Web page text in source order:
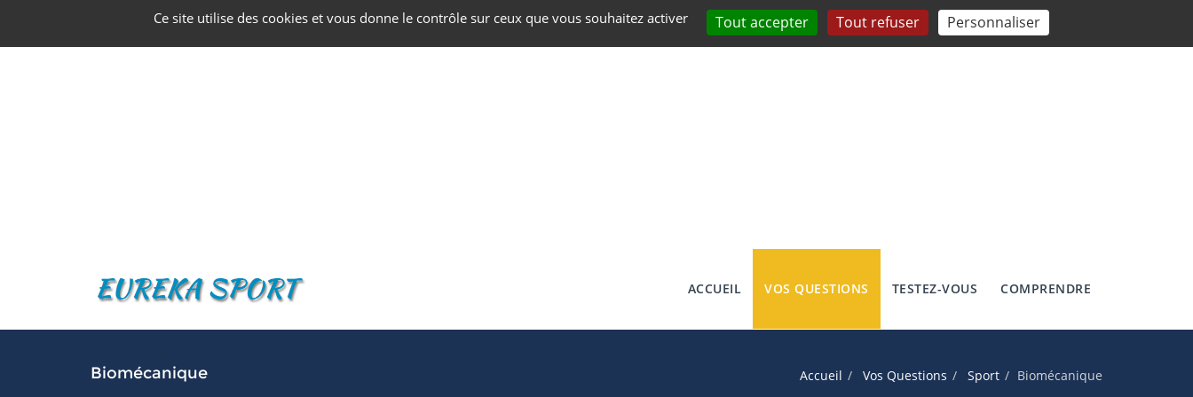
ACCUEIL VOS QUESTIONS TESTEZ-VOUS COMPRENDRE
Biomécanique Accueil Vos Questions Sport Biomécanique
Ce site utilise des cookies et vous donne le contrôle sur ceux que vous souhaitez activer Tout accepter Tout refuser Personnaliser